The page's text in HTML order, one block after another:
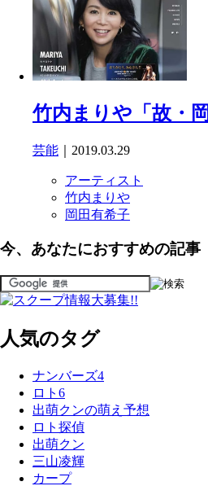
竹内まりや「故・
芸能 ｜2019.03.29
アーティスト
竹内まりや
岡田有希子
今、あなたにおすすめの記事
人気のタグ
ナンバーズ4
ロト6
出萌クンの萌え予想
ロト探偵
出萌クン
三山凌輝
カープ